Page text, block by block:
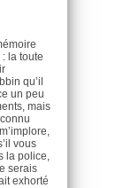
la toute
qu’il
un peu
mais
vous
la police,
serais
exhorté